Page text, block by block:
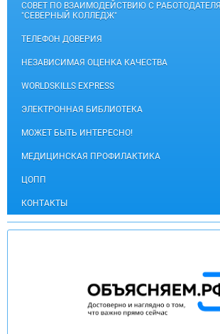
СОВЕТ ПО ВЗАИМОДЕЙСТВИЮ С
"СЕВЕРНЫЙ КОЛЛЕДЖ"
ТЕЛЕФОН ДОВЕРИЯ
НЕЗАВИСИМАЯ ОЦЕНКА КАЧЕСТВА
WORLDSKILLS EXPRESS
ЭЛЕКТРОННАЯ БИБЛИОТЕКА
МОЖЕТ БЫТЬ ИНТЕРЕСНО!
МЕДИЦИНСКАЯ ПРОФИЛАКТИКА
ЦОПП
КОНТАКТЫ